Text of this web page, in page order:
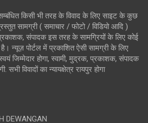
किसी भी तरह के विवाद के लिए साइट के कुछ
सामग्री ( समाचार / फोटो / विडियो आदि )
प्रकाशक, संपादक इस तरह के सामग्रियों के लिए कोई
है। न्यूज़ पोर्टल में प्रकाशित ऐसी सामग्री के लिए
जिम्मेदार होगा, स्वामी, मुद्रक, प्रकाशक, संपादक
सभी विवादों का न्यायक्षेत्र रायपुर होगा
DEWANGAN